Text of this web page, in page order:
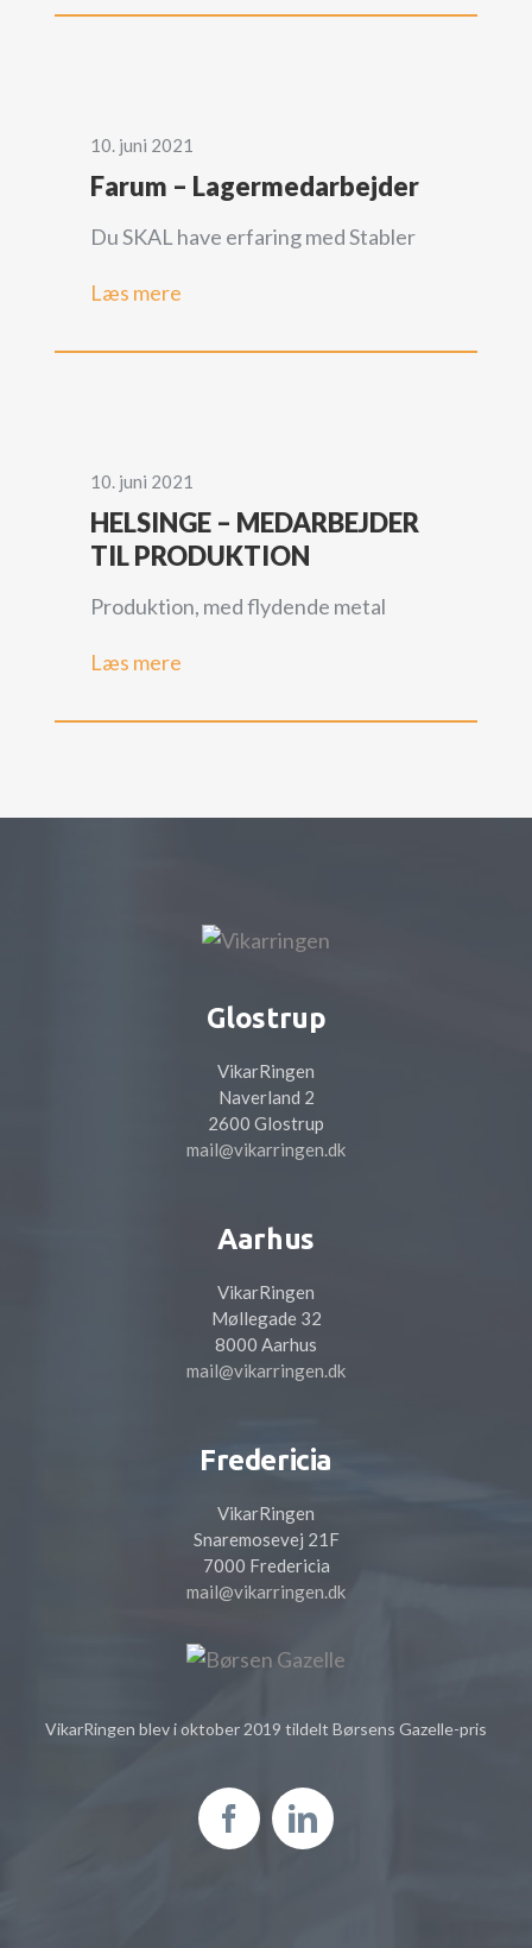
10. juni 2021
Farum – Lagermedarbejder
Du SKAL have erfaring med Stabler
Læs mere
10. juni 2021
HELSINGE – MEDARBEJDER
TIL PRODUKTION
Produktion, med flydende metal
Læs mere
Glostrup
VikarRingen
Naverland 2
2600 Glostrup
mail@vikarringen.dk
Aarhus
VikarRingen
Møllegade 32
8000 Aarhus
mail@vikarringen.dk
Fredericia
VikarRingen
Snaremosevej 21F
7000 Fredericia
mail@vikarringen.dk
VikarRingen blev i oktober 2019 tildelt Børsens Gazelle-pris